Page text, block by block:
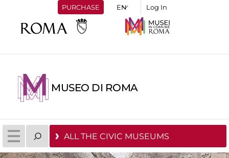
PURCHASE Log In
MUSEO DI ROMA
ALL THE CIVIC MUSEUMS